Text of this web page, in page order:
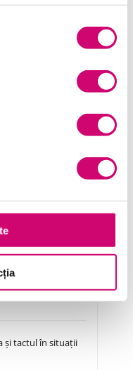
cotidiene
și tactul în situații